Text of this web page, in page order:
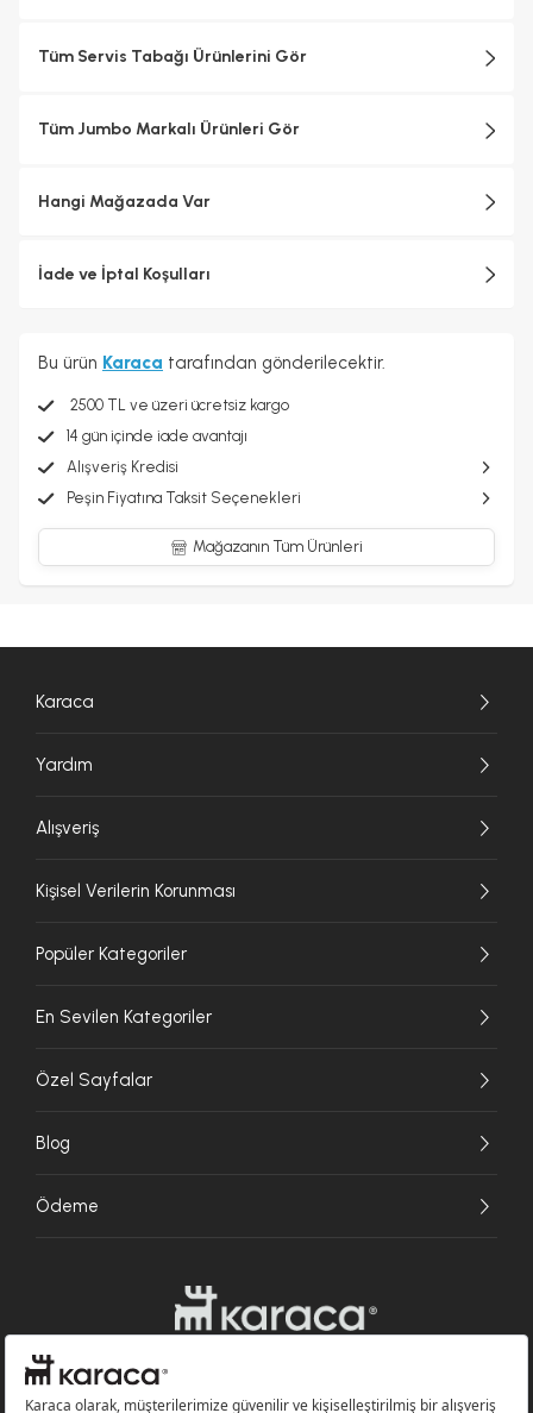
Tüm Servis Tabağı Ürünlerini Gör
Tüm Jumbo Markalı Ürünleri Gör
Hangi Mağazada Var
İade ve İptal Koşulları
Bu ürün Karaca tarafından gönderilecektir.
2500 TL ve üzeri ücretsiz kargo
14 gün içinde iade avantajı
Alışveriş Kredisi
Peşin Fiyatına Taksit Seçenekleri
Mağazanın Tüm Ürünleri
Karaca
Yardım
Alışveriş
Kişisel Verilerin Korunması
Popüler Kategoriler
En Sevilen Kategoriler
Özel Sayfalar
Blog
Ödeme